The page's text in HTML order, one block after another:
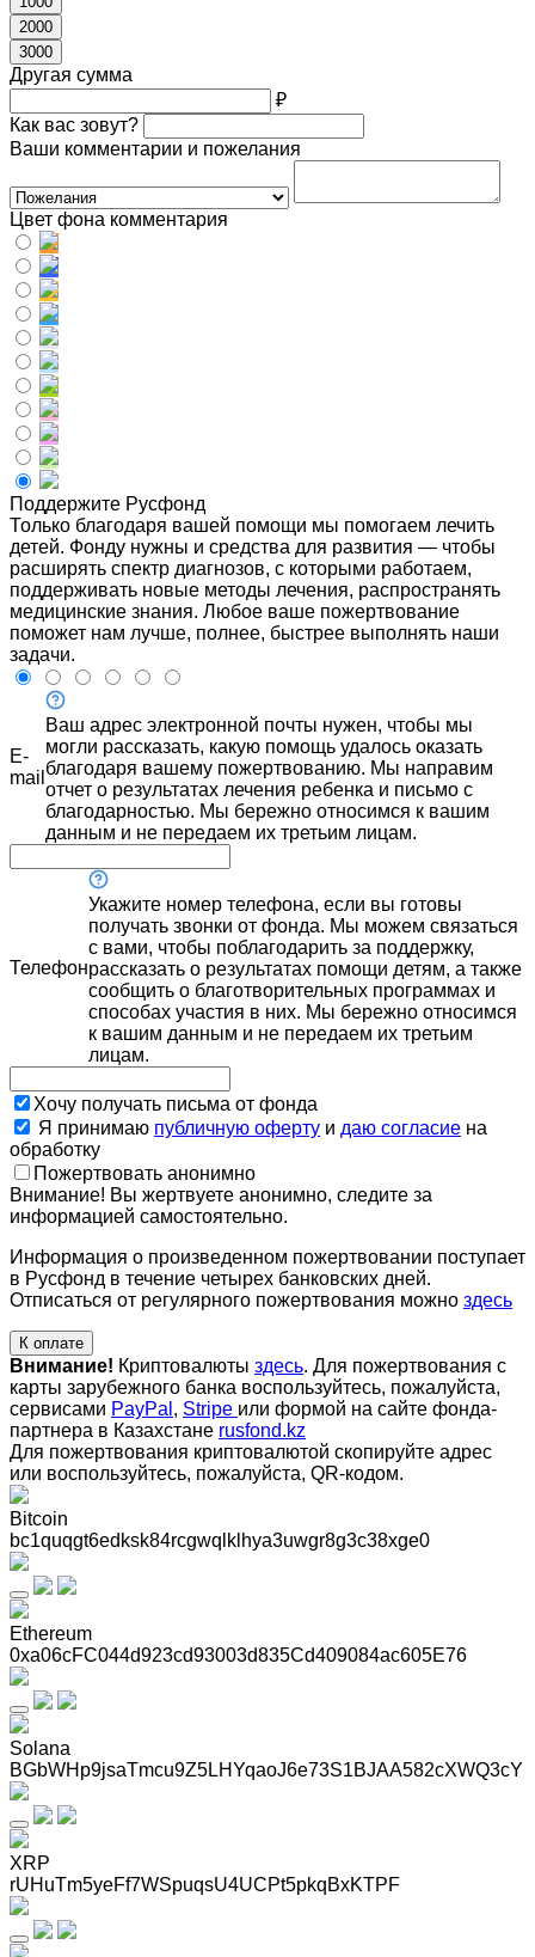
2000
3000
Другая сумма
₽
Как вас зовут?
Ваши комментарии и пожелания
Цвет фона комментария
Поддержите Русфонд
Только благодаря вашей помощи мы помогаем лечить
детей. Фонду нужны и средства для развития — чтобы
расширять спектр диагнозов, с которыми работаем,
поддерживать новые методы лечения, распространять
медицинские знания. Любое ваше пожертвование
поможет нам лучше, полнее, быстрее выполнять наши
задачи.
E-
mail
Ваш адрес электронной почты нужен, чтобы мы
могли рассказать, какую помощь удалось оказать
благодаря вашему пожертвованию. Мы направим
отчет о результатах лечения ребенка и письмо с
благодарностью. Мы бережно относимся к вашим
данным и не передаем их третьим лицам.
Телефон
Укажите номер телефона, если вы готовы
получать звонки от фонда. Мы можем связаться
с вами, чтобы поблагодарить за поддержку,
рассказать о результатах помощи детям, а также
сообщить о благотворительных программах и
способах участия в них. Мы бережно относимся
к вашим данным и не передаем их третьим
лицам.
Хочу получать письма от фонда
Я принимаю публичную оферту и даю согласие на
обработку
Пожертвовать анонимно
Внимание! Вы жертвуете анонимно, следите за
информацией самостоятельно.
Информация о произведенном пожертвовании поступает
в Русфонд в течение четырех банковских дней.
Отписаться от регулярного пожертвования можно здесь
К оплате
Внимание! Криптовалюты здесь. Для пожертвования с
карты зарубежного банка воспользуйтесь, пожалуйста,
сервисами PayPal , Stripe или формой на сайте фонда-
партнера в Казахстане rusfond.kz
Для пожертвования криптовалютой скопируйте адрес
или воспользуйтесь, пожалуйста, QR-кодом.
Bitcoin
bc1quqgt6edksk84rcgwqlklhya3uwgr8g3c38xge0
Ethereum
0xa06cFC044d923cd93003d835Cd409084ac605E76
Solana
BGbWHp9jsaTmcu9Z5LHYqaoJ6e73S1BJAA582cXWQ3cY
XRP
rUHuTm5yeFf7WSpuqsU4UCPt5pkqBxKTPF